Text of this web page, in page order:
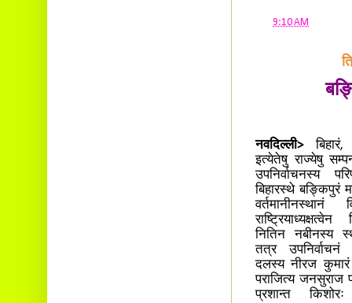
9:10 AM
नवदिल्ली>
इत्येतेषु राज्येषु
उपनिर्वाचनस्य
बिहारस्थे बङ्किपुरं
नितिन नबीनस्य
तत्र उपनिर्वाचनं
दलस्य नीरज
पराजित्य जनसुराज
प्रशान्त किशोरः